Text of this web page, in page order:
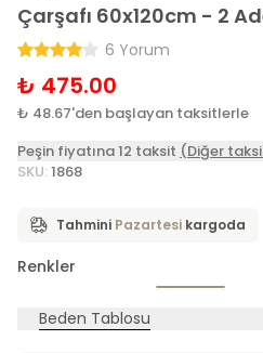
Çarşafı 60x120cm - 2
6 Yorum
₺ 475.00
₺ 48.67'den başlayan taksitlerle
Peşin fiyatına 12 taksit (Diğer
SKU:1868
Tahmini Pazartesi kargoda
Renkler
Beden Tablosu